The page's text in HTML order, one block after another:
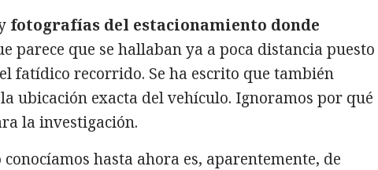
fotografías del estacionamiento donde
parece que se hallaban ya a poca distancia puesto
fatídico recorrido. Se ha escrito que también
ubicación exacta del vehículo. Ignoramos por qué
la investigación.
hasta ahora es, aparentemente, de